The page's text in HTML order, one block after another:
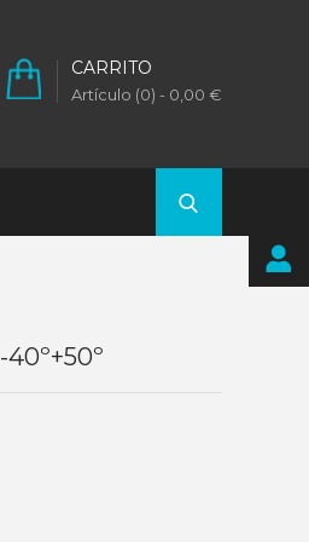
CARRITO
Artículo (0) - 0,00 €